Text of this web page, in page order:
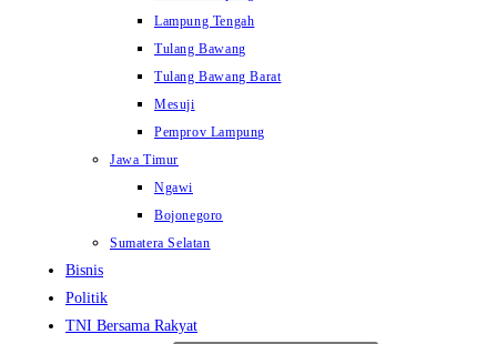
Lampung Tengah
Tulang Bawang
Tulang Bawang Barat
Mesuji
Pemprov Lampung
Jawa Timur
Ngawi
Bojonegoro
Sumatera Selatan
Bisnis
Politik
TNI Bersama Rakyat